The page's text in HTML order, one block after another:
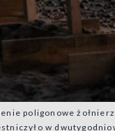
poligonowe
w